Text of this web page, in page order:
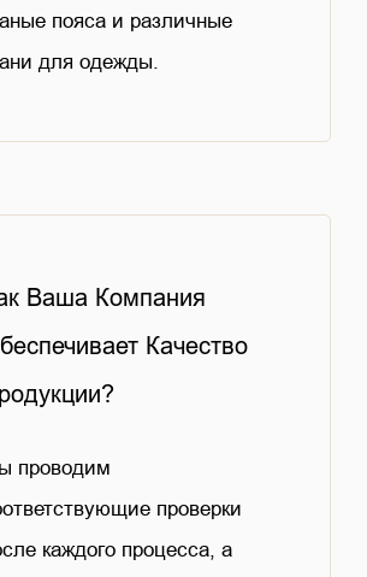
пояса и различные
для одежды.
Ваша Компания
Качество
проводим
проверки
каждого процесса, а